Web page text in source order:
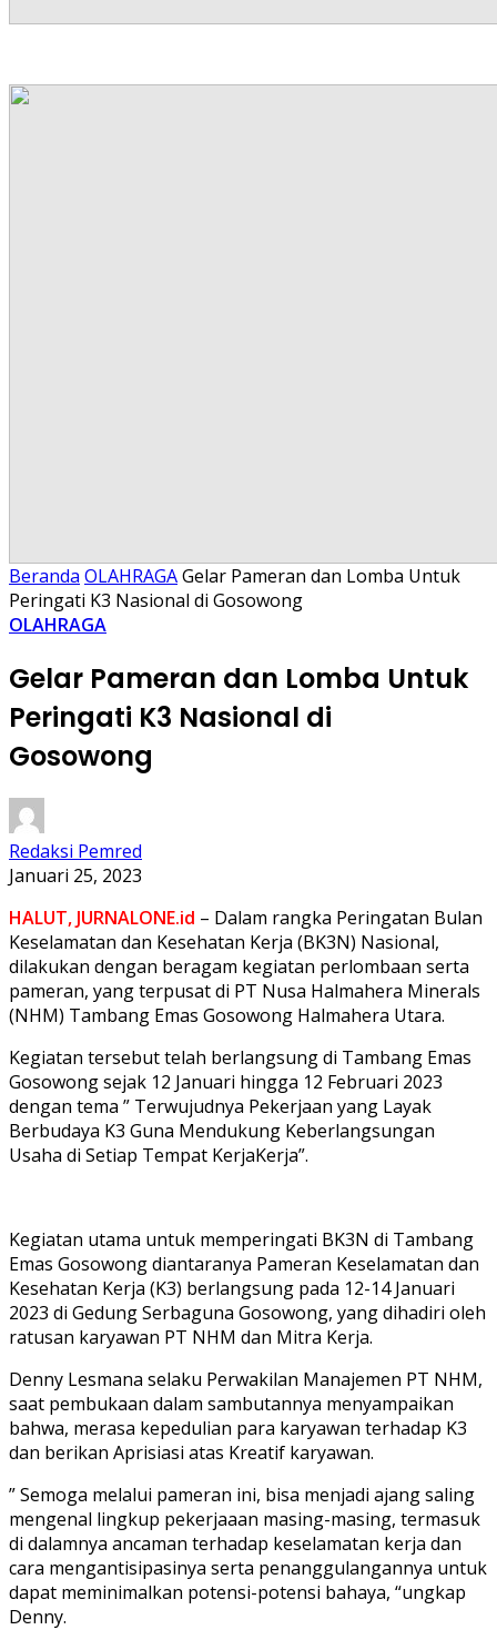
Beranda OLAHRAGAGelar Pameran dan Lomba Untuk
Peringati K3 Nasional di Gosowong
OLAHRAGA
Gelar Pameran dan Lomba Untuk
Peringati K3 Nasional di
Gosowong
Redaksi Pemred
Januari 25, 2023
HALUT, JURNALONE.id – Dalam rangka Peringatan Bulan
Keselamatan dan Kesehatan Kerja (BK3N) Nasional,
dilakukan dengan beragam kegiatan perlombaan serta
pameran, yang terpusat di PT Nusa Halmahera Minerals
(NHM) Tambang Emas Gosowong Halmahera Utara.
Kegiatan tersebut telah berlangsung di Tambang Emas
Gosowong sejak 12 Januari hingga 12 Februari 2023
dengan tema ” Terwujudnya Pekerjaan yang Layak
Berbudaya K3 Guna Mendukung Keberlangsungan
Usaha di Setiap Tempat KerjaKerja”.
Kegiatan utama untuk memperingati BK3N di Tambang
Emas Gosowong diantaranya Pameran Keselamatan dan
Kesehatan Kerja (K3) berlangsung pada 12-14 Januari
2023 di Gedung Serbaguna Gosowong, yang dihadiri oleh
ratusan karyawan PT NHM dan Mitra Kerja.
Denny Lesmana selaku Perwakilan Manajemen PT NHM,
saat pembukaan dalam sambutannya menyampaikan
bahwa, merasa kepedulian para karyawan terhadap K3
dan berikan Aprisiasi atas Kreatif karyawan.
” Semoga melalui pameran ini, bisa menjadi ajang saling
mengenal lingkup pekerjaaan masing-masing, termasuk
di dalamnya ancaman terhadap keselamatan kerja dan
cara mengantisipasinya serta penanggulangannya untuk
dapat meminimalkan potensi-potensi bahaya, “ungkap
Denny.